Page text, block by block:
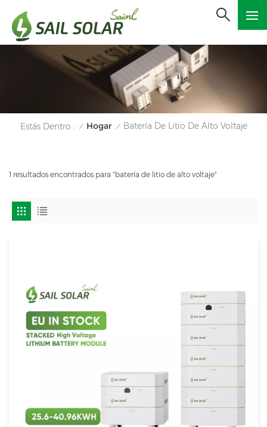
Estás Dentro : / Hogar / Batería De Litio De Alto Voltaje
1 resultados encontrados para "batería de litio de alto voltaje"